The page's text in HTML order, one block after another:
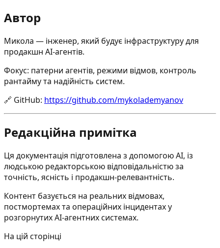
Автор
Микола — інженер, який будує інфраструктуру для
продакшн AI-агентів.
Фокус: патерни агентів, режими відмов, контроль
рантайму та надійність систем.
🔗 GitHub: https://github.com/mykolademyanov
Редакційна примітка
Ця документація підготовлена з допомогою AI, із
людською редакторською відповідальністю за
точність, ясність і продакшн-релевантність.
Контент базується на реальних відмовах,
постмортемах та операційних інцидентах у
розгорнутих AI-агентних системах.
На цій сторінці